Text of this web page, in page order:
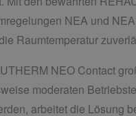
NEA und
Raumtemperatur
NEO Contact
moderaten
arbeitet die Lösung